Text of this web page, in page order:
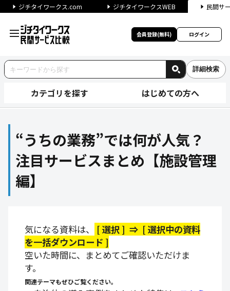
ジチタイワークス.com ジチタイワークスWEB 民間サ
会員登録(無料) ログイン
詳細検索
カテゴリを探す はじめての方へ
“うちの業務”では何が人気？
“うちの業務”では何が人気？
注目サービスまとめ【施設管理
編】
気になる資料は、
[ 選択 ] ⇒ [ 選択中の資料
を一括ダウンロード ]
空いた時間に、まとめてご確認いただけま
す。
関連テーマもぜひご覧ください。